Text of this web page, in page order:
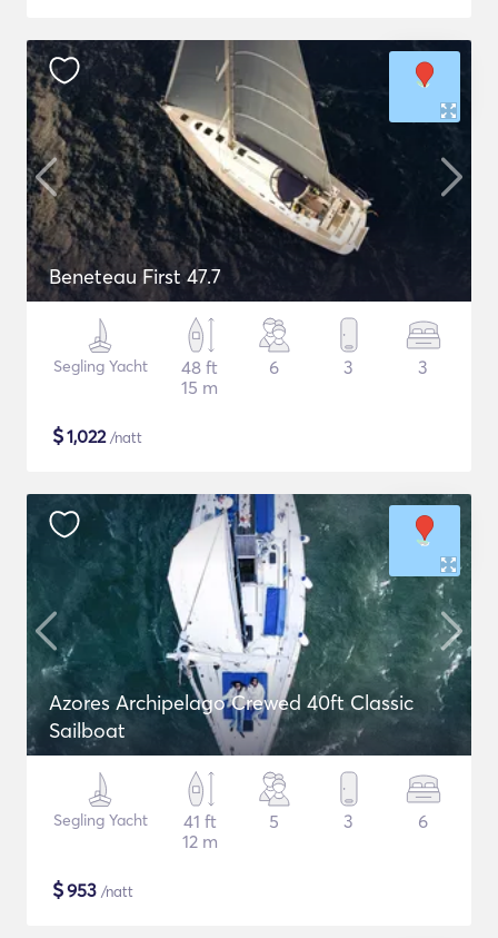
Beneteau First 47.7
Segling Yacht
48 ft
15 m
6 3 3
$1,022/natt
Azores Archipelago Crewed 40ft Classic
Sailboat
Segling Yacht
41 ft
12 m
5 3 6
$953 /natt